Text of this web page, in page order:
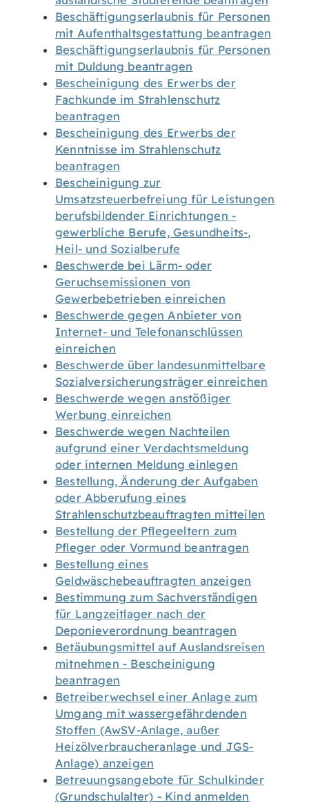
Beschäftigungserlaubnis für Personen
mit Aufenthaltsgestattung beantragen
Beschäftigungserlaubnis für Personen
mit Duldung beantragen
Bescheinigung des Erwerbs der
Fachkunde im Strahlenschutz
beantragen
Bescheinigung des Erwerbs der
Kenntnisse im Strahlenschutz
beantragen
Bescheinigung zur
Umsatzsteuerbefreiung für Leistungen
berufsbildender Einrichtungen -
gewerbliche Berufe, Gesundheits-,
Heil- und Sozialberufe
Beschwerde bei Lärm- oder
Geruchsemissionen von
Gewerbebetrieben einreichen
Beschwerde gegen Anbieter von
Internet- und Telefonanschlüssen
einreichen
Beschwerde über landesunmittelbare
Sozialversicherungsträger einreichen
Beschwerde wegen anstößiger
Werbung einreichen
Beschwerde wegen Nachteilen
aufgrund einer Verdachtsmeldung
oder internen Meldung einlegen
Bestellung, Änderung der Aufgaben
oder Abberufung eines
Strahlenschutzbeauftragten mitteilen
Bestellung der Pflegeeltern zum
Pfleger oder Vormund beantragen
Bestellung eines
Geldwäschebeauftragten anzeigen
Bestimmung zum Sachverständigen
für Langzeitlager nach der
Deponieverordnung beantragen
Betäubungsmittel auf Auslandsreisen
mitnehmen - Bescheinigung
beantragen
Betreiberwechsel einer Anlage zum
Umgang mit wassergefährdenden
Stoffen (AwSV-Anlage, außer
Heizölverbraucheranlage und JGS-
Anlage) anzeigen
Betreuungsangebote für Schulkinder
(Grundschulalter) - Kind anmelden